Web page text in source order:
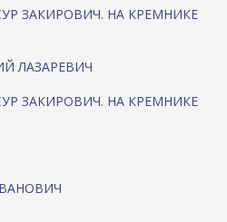
ЗАКИРОВИЧ. НА КРЕМНИКЕ
ЛАЗАРЕВИЧ
ЗАКИРОВИЧ. НА КРЕМНИКЕ